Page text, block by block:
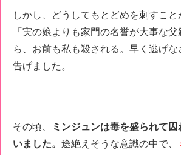
しかし、どうしてもとどめを刺すこ
「実の娘よりも家門の名誉が大事な
ら、お前も私も殺される。早く逃げな
告げました。
その頃、
ミンジュンは毒を盛られて
いました。 途絶えそうな意識の中で、